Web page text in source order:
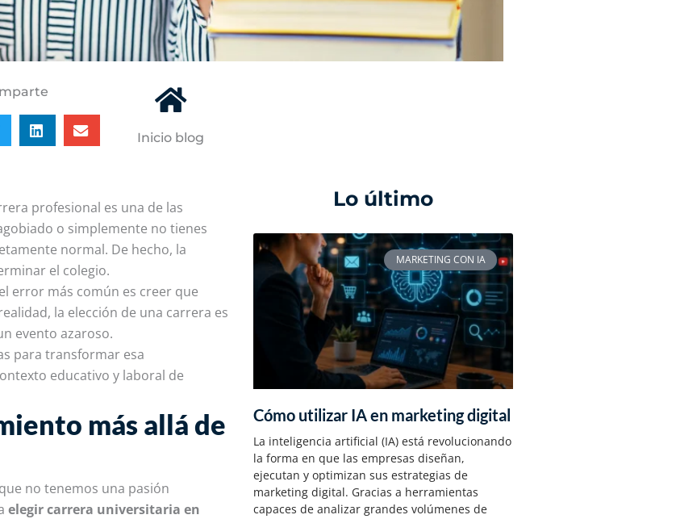
Inicio blog
profesional es una de las
o simplemente no tienes
normal. De hecho, la
el colegio.
error más común es creer que
la elección de una carrera es
evento azaroso.
para transformar esa
educativo y laboral de
más allá de
no tenemos una pasión
elegir carrera universitaria en
Lo último
MARKETING CON IA
Cómo utilizar IA en marketing digital
La inteligencia artificial (IA) está revolucionando
la forma en que las empresas diseñan,
ejecutan y optimizan sus estrategias de
marketing digital. Gracias a herramientas
capaces de analizar grandes volúmenes de